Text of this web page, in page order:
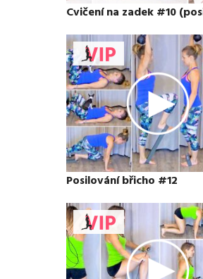
Cvičení na zadek #10
Posilování břicho #12